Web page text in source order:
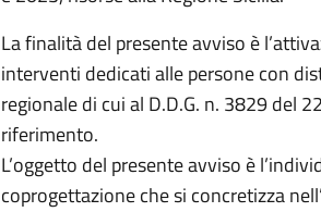
La finalità del presente avviso è
interventi dedicati alle persone con
regionale di cui al D.D.G. n. 3829 del
riferimento.
L’oggetto del presente avviso è
coprogettazione che si concretizza